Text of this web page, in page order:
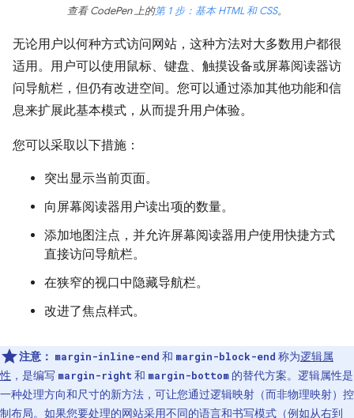
查看 CodePen 上的第 1 步：基本 HTML 和 CSS。
无论用户以何种方式访问网站，这种方法对大多数用户都很
适用。用户可以使用鼠标、键盘、触摸设备或屏幕阅读器访
问导航栏，但仍有改进空间。您可以通过添加其他功能和信
息来扩展此基本模式，从而提升用户体验。
您可以采取以下措施：
突出显示当前页面。
向屏幕阅读器用户读出项的数量。
添加地图注点，并允许屏幕阅读器用户使用快捷方式
直接访问导航栏。
在狭窄的视口中隐藏导航栏。
改进了焦点样式。
注意： margin-inline-end 和 margin-block-end 称为逻辑属
性 ，是编写 margin-right 和 margin-bottom 的替代方案。逻辑属性是
一种处理方向和尺寸的新方法，可让您通过逻辑映射（而非物理映射）控
制布局。如果您要处理的网站采用不同的语言和书写模式（例如从右到